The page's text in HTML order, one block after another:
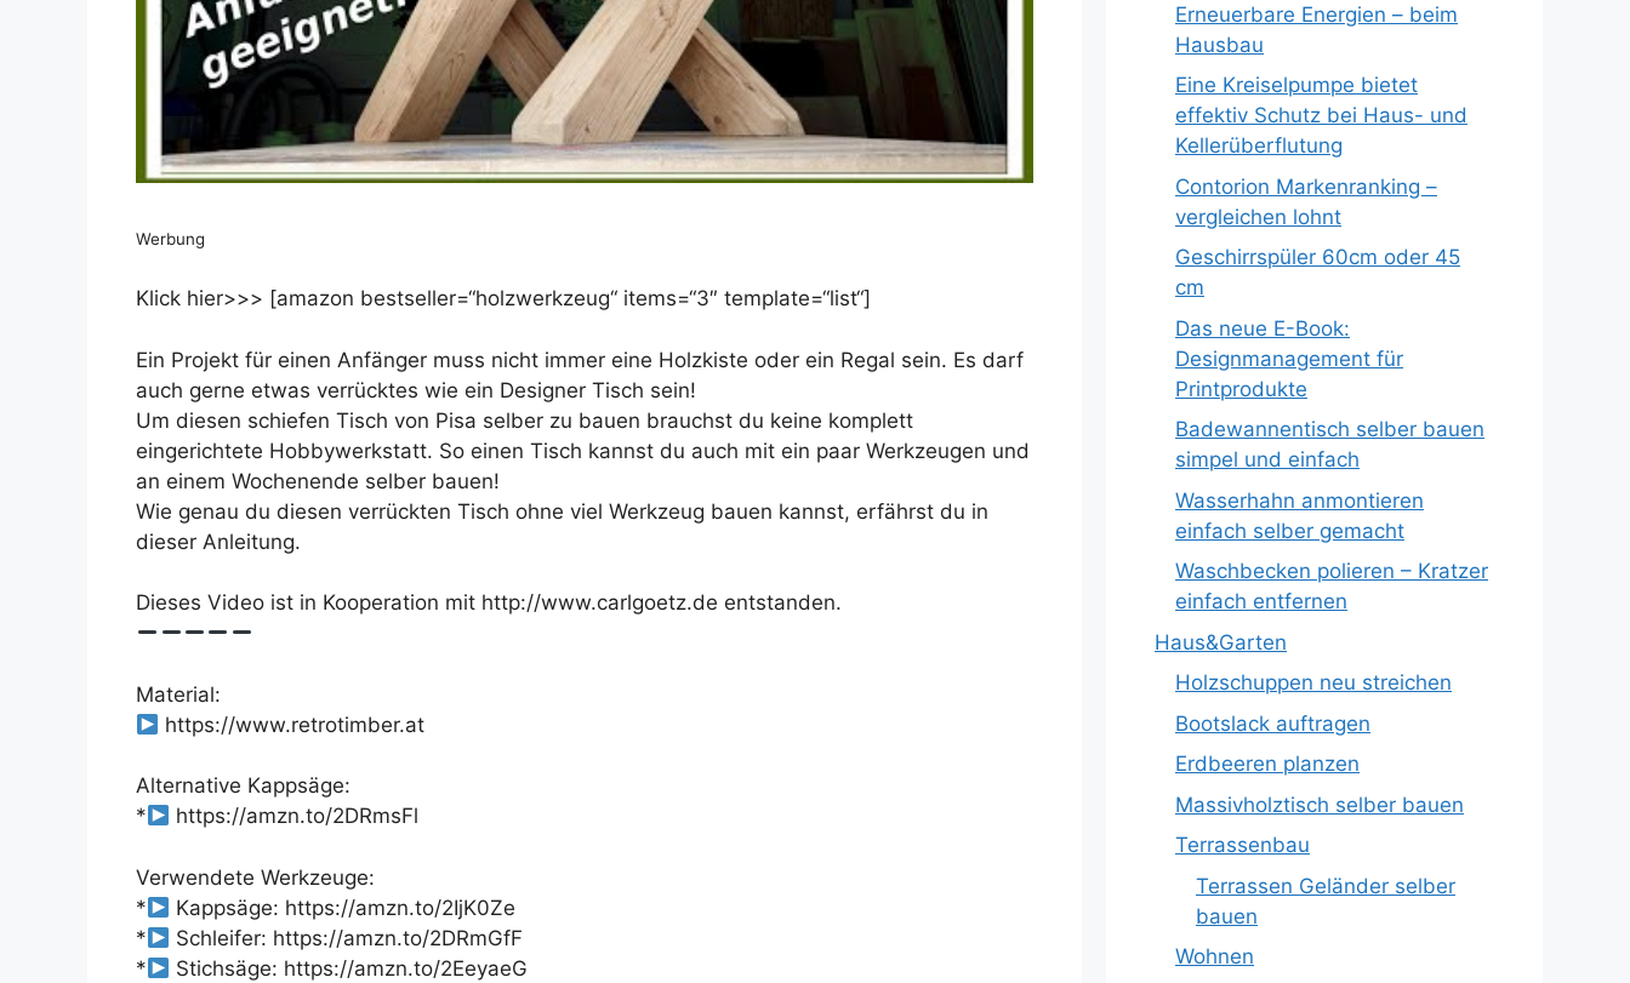
Werbung
Klick hier>>> [amazon bestseller=“holzwerkzeug“ items=“3″ template=“list“]
Ein Projekt für einen Anfänger muss nicht immer eine Holzkiste oder ein Regal sein. Es darf
auch gerne etwas verrücktes wie ein Designer Tisch sein!
Um diesen schiefen Tisch von Pisa selber zu bauen brauchst du keine komplett
eingerichtete Hobbywerkstatt. So einen Tisch kannst du auch mit ein paar Werkzeugen und
an einem Wochenende selber bauen!
Wie genau du diesen verrückten Tisch ohne viel Werkzeug bauen kannst, erfährst du in
dieser Anleitung.
Dieses Video ist in Kooperation mit http://www.carlgoetz.de entstanden.
Material:
https://www.retrotimber.at
Alternative Kappsäge:
*
https://amzn.to/2DRmsFl
Verwendete Werkzeuge:
*
Kappsäge: https://amzn.to/2IjK0Ze
*
Schleifer: https://amzn.to/2DRmGfF
*
Stichsäge: https://amzn.to/2EeyaeG
Erneuerbare Energien – beim
Hausbau
Eine Kreiselpumpe bietet
effektiv Schutz bei Haus- und
Kellerüberflutung
Contorion Markenranking –
vergleichen lohnt
Geschirrspüler 60cm oder 45
cm
Das neue E-Book:
Designmanagement für
Printprodukte
Badewannentisch selber bauen
simpel und einfach
Wasserhahn anmontieren
einfach selber gemacht
Waschbecken polieren – Kratzer
einfach entfernen
Haus&Garten
Holzschuppen neu streichen
Bootslack auftragen
Erdbeeren planzen
Massivholztisch selber bauen
Terrassenbau
Terrassen Geländer selber
bauen
Wohnen